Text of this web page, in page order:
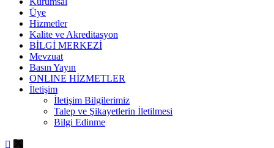
Üye
Hizmetler
Kalite ve Akreditasyon
BİLGİ MERKEZİ
Mevzuat
Basın Yayın
ONLINE HİZMETLER
İletişim
İletişim Bilgilerimiz
Talep ve Şikayetlerin İletilmesi
Bilgi Edinme